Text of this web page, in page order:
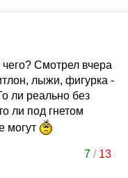
Смотрел вчера
лыжи, фигурка -
ли реально без
ли под гнетом
могут
7 / 13